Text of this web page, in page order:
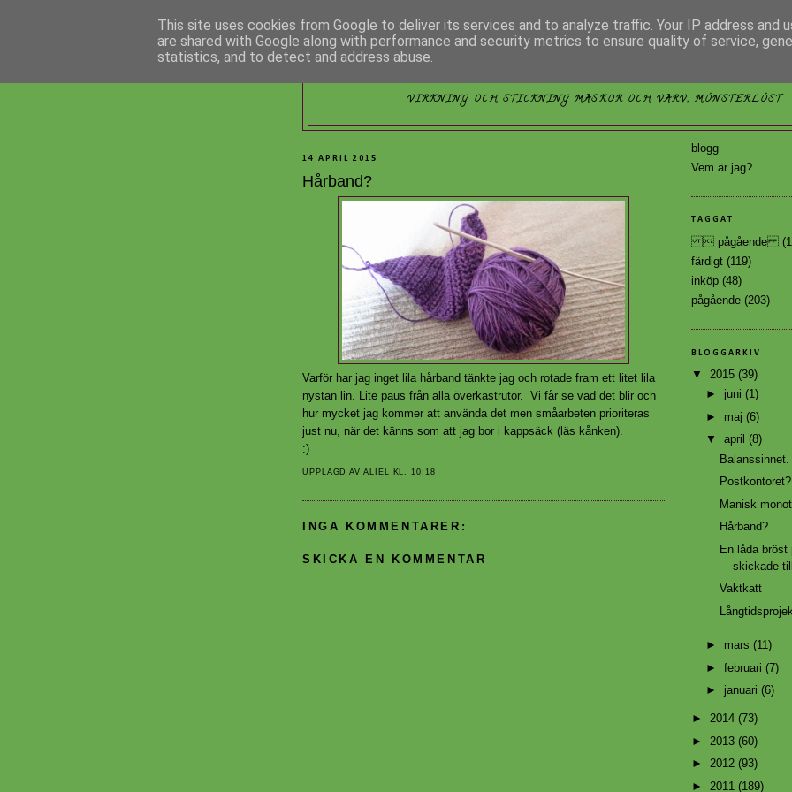
VIRKNING OCH STICKNING MASKOR OCH VARV, MÖNSTERLÖST
14 APRIL 2015
Hårband?
Varför har jag inget lila hårband tänkte jag och rotade fram ett litet lila
nystan lin. Lite paus från alla överkastrutor. Vi får se vad det blir och
hur mycket jag kommer att använda det men småarbeten prioriteras
just nu, när det känns som att jag bor i kappsäck (läs kånken).
:)
UPPLAGD AVALIEL KL. 10:18
INGA KOMMENTARER:
SKICKA EN KOMMENTAR
blogg
Vem är jag?
TAGGAT
 pågående
färdigt (119)
inköp (48)
pågående (203)
BLOGGARKIV
▼ 2015 (39)
► juni (1)
► maj (6)
▼ april (8)
Balanssinnet.
Postkontoret?
Manisk
Hårband?
En låda bröst
skickade
Vaktkatt
► mars (11)
► februari (7)
► januari (6)
► 2014 (73)
► 2013 (60)
► 2012 (93)
► 2011 (189)
This site uses cookies from Google to deliver its services and to analyze traffic. Your IP address and
are shared with Google along with performance and security metrics to ensure quality of service,
statistics, and to detect and address abuse.